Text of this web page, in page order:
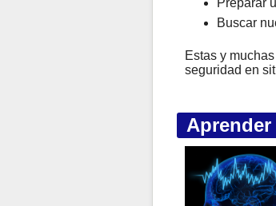
Preparar
Buscar
Estas y
seguridad en